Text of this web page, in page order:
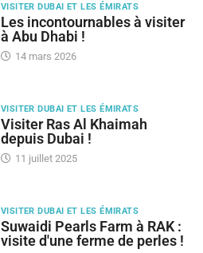
VISITER DUBAI ET LES ÉMIRATS
Les incontournables à visiter
à Abu Dhabi !
14 mars 2026
VISITER DUBAI ET LES ÉMIRATS
Visiter Ras Al Khaimah
depuis Dubai !
11 juillet 2025
VISITER DUBAI ET LES ÉMIRATS
Suwaidi Pearls Farm à RAK :
visite d'une ferme de perles !